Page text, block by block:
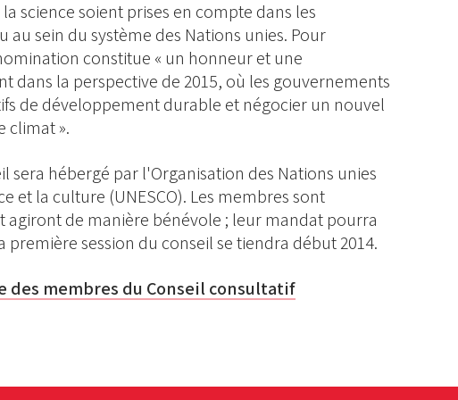
science soient prises en compte dans les
au sein du système des Nations unies. Pour
constitue « un honneur et une
dans la perspective de 2015, où les gouvernements
de développement durable et négocier un nouvel
climat ».
sera hébergé par l'Organisation des Nations unies
et la culture (UNESCO). Les membres sont
agiront de manière bénévole ; leur mandat pourra
première session du conseil se tiendra début 2014.
des membres du Conseil consultatif